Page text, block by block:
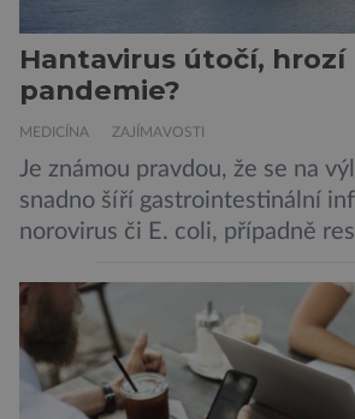
Hantavirus útočí, hrozí
pandemie?
MEDICÍNA ZAJÍMAVOSTI
Je známou pravdou, že se na
snadno šíří gastrointestinální
norovirus či E. coli, případně
Ovšem slyšet o prvním ohnisku
výletní lodi bylo znepokojivé i
Zdá se, že nebezpečí bylo
Máme se bát nové pandemie?